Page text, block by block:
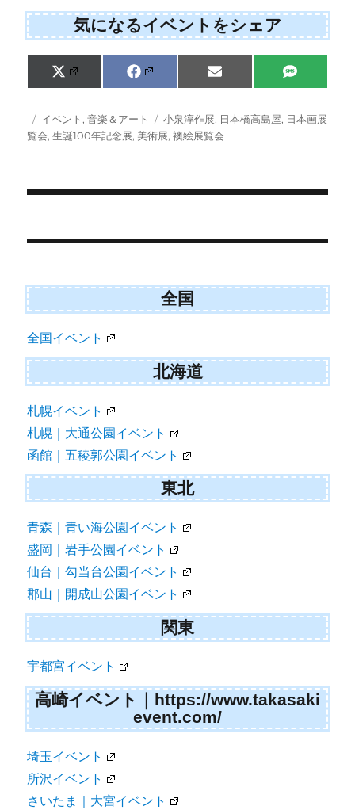
気になるイベントをシェア
Share
on
X
(
w
i
t
)
Share
on
F
a
o
Share
on
E
m
i
l
Share
on
S
M
投
稿
カ
テ
イベント,音楽＆アート
タ
グ
小泉淳作展, 日本橋高島屋, 日本画展
覧会,生誕100年記念展, 美術展,襖絵展覧会
稿
ビ
ゲ
ー
シ
ョ
ン
全国
全国イベント
北海道
札幌イベント
札幌｜大通公園イベント
函館｜五稜郭公園イベント
東北
青森｜青い海公園イベント
盛岡｜岩手公園イベント
仙台｜勾当台公園イベント
郡山｜開成山公園イベント
関東
宇都宮イベント
高崎イベント｜https://www.takasaki
event.com/
埼玉イベント
所沢イベント
さいたま｜大宮イベント